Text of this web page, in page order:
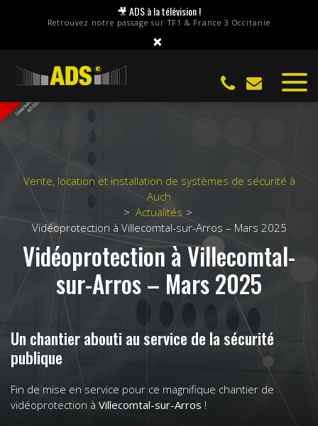
🎥 ADS à la télévision !
Retrouvez notre passage sur TF1 & France 3 Occitanie
×
Vente, location et installation de systèmes de sécurité à
Auch
Actualités
Vidéoprotection à Villecomtal-sur-Arros – Mars 2025
Vidéoprotection à Villecomtal-
sur-Arros – Mars 2025
Un chantier abouti au service de la sécurité
publique
Fin de mise en service pour ce magnifique chantier de
vidéoprotection à Villecomtal-sur-Arros !
Panneau de gestion des cookies